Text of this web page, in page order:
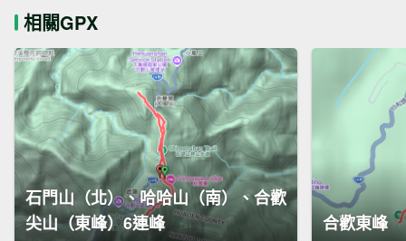
相關GPX
石門山（北）、哈哈山（南）、合歡
尖山（東峰）6連峰
合歡東峰